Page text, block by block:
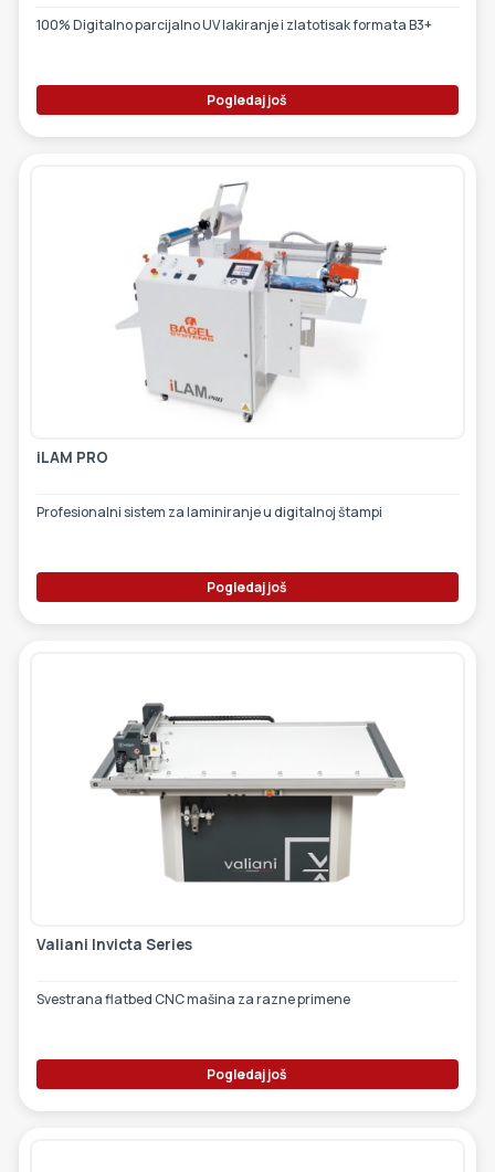
100% Digitalno parcijalno UV lakiranje i zlatotisak formata B3+
Pogledaj još
iLAM PRO
Profesionalni sistem za laminiranje u digitalnoj štampi
Pogledaj još
Valiani Invicta Series
Svestrana flatbed CNC mašina za razne primene
Pogledaj još